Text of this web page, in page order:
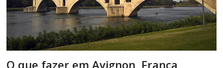
O que fazer em Avignon, França